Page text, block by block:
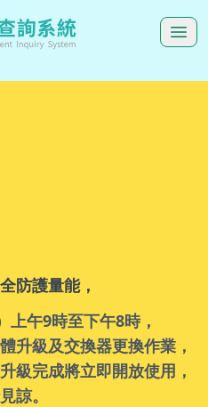
防護量能，
上午9時至下午8時，
升級及交換器更換作業，
級完成將立即開放使用，
諒。